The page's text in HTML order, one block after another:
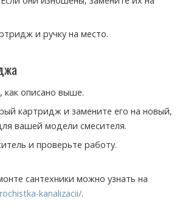
и ручку на место.
как описано выше.
картридж и замените его на новый,
вашей модели смесителя.
и проверьте работу.
сантехники можно узнать на
kanalizacii/.